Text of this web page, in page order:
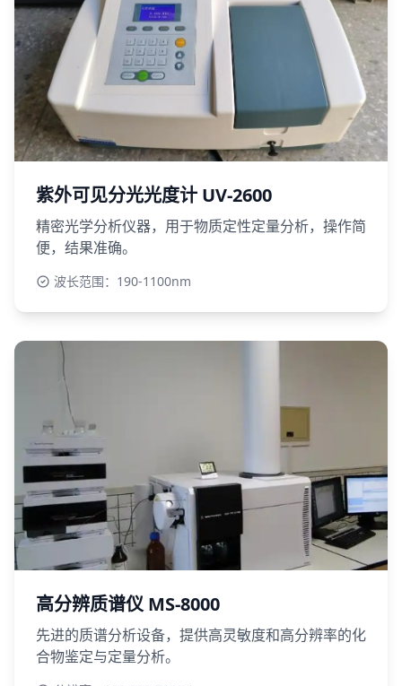
紫外可见分光光度计 UV-2600
精密光学分析仪器，用于物质定性定量分析，操作简
便，结果准确。
波长范围：190-1100nm
高分辨质谱仪 MS-8000
先进的质谱分析设备，提供高灵敏度和高分辨率的化
合物鉴定与定量分析。